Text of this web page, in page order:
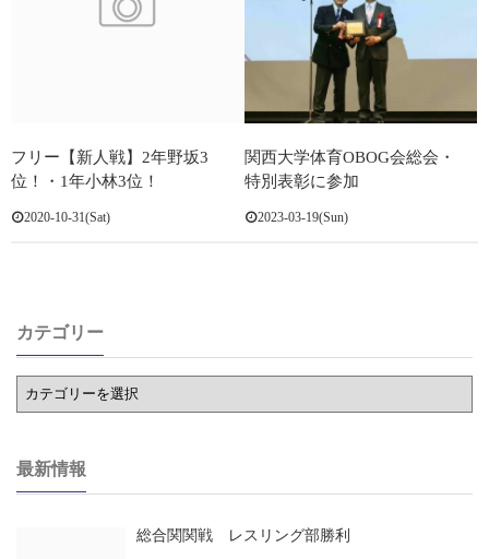
フリー【新人戦】2年野坂3
位！・1年小林3位！
2020-10-31(Sat)
関西大学体育OBOG会総会・
特別表彰に参加
2023-03-19(Sun)
カテゴリー
最新情報
総合関関戦 レスリング部勝利